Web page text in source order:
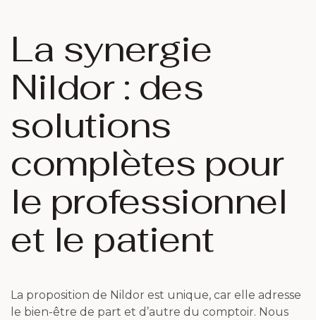
La synergie
Nildor : des
solutions
complètes pour
le professionnel
et le patient
La proposition de Nildor est unique, car elle adresse
le bien-être de part et d’autre du comptoir. Nous